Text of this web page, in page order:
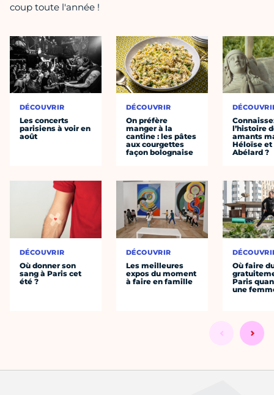
coup toute l'année !
DÉCOUVRIR
Les concerts
parisiens à voir en
août
DÉCOUVRIR
Où donner son
sang à Paris cet
été ?
DÉCOUVRIR
On préfère
manger à la
cantine : les pâtes
aux courgettes
façon bolognaise
DÉCOUVRIR
Les meilleures
expos du moment
à faire en famille
l’histoire
amants
Héloïse et
Abélard ?
Où faire
Paris
une